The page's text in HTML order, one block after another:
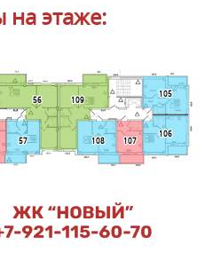
на этаже:
57
56 109
108 107
106
105